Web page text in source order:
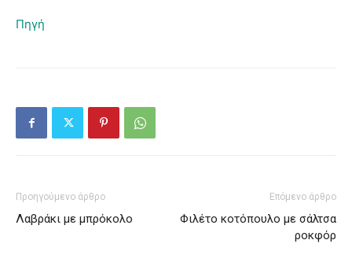
Πηγή
Προηγούμενο άρθρο
Λαβράκι με μπρόκολο
Επόμενο άρθρο
Φιλέτο κοτόπουλο με σάλτσα
ροκφόρ